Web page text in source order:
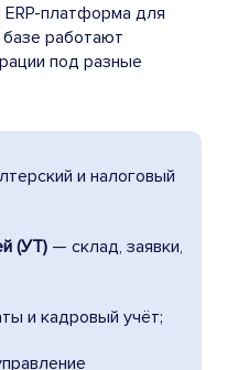
платформа для
работают
под разные
и налоговый
(УТ) — склад, заявки,
и кадровый учёт;